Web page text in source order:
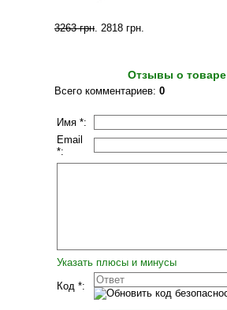
3263 грн. 2818 грн.
Отзывы о товаре
Всего комментариев: 0
Имя *:
Email
*:
Указать плюсы и минусы
Код *: